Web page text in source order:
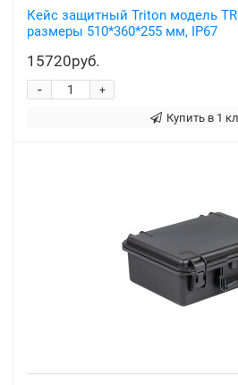
Кейс защитный Triton модель
размеры 510*360*255 мм, IP67
15720руб.
+
-
Купить в 1